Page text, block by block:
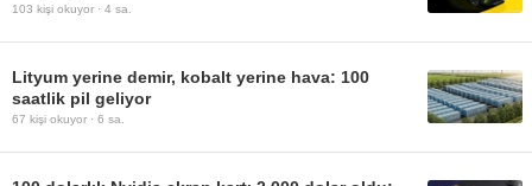
103 kişi okuyor · 4 sa.
Lityum yerine demir, kobalt yerine hava: 100
saatlik pil geliyor
67 kişi okuyor · 6 sa.